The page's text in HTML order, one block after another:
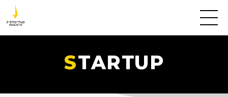
TARTUP